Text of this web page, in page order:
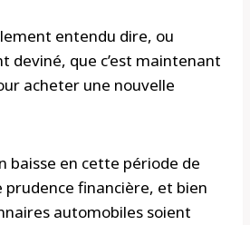
entendu dire, ou
deviné, que c’est maintenant
acheter une nouvelle
baisse en cette période de
prudence financière, et bien
automobiles soient